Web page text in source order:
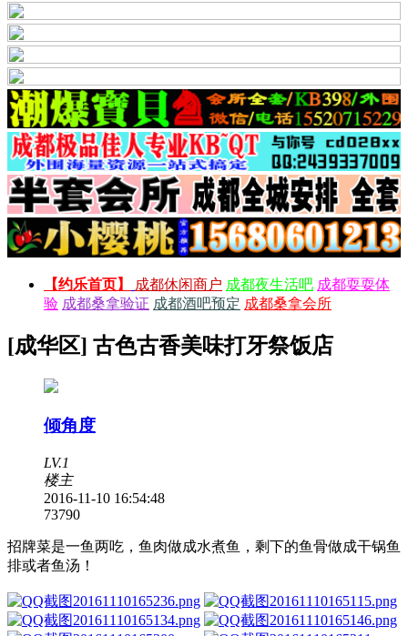
【约乐首页】 成都休闲商户 成都夜生活吧 成都耍耍体
验 成都桑拿验证 成都酒吧预定 成都桑拿会所
[成华区] 古色古香美味打牙祭饭店
倾角度
LV.1
楼主
2016-11-10 16:54:48
73790
招牌菜是一鱼两吃，鱼肉做成水煮鱼，剩下的鱼骨做成干锅鱼
排或者鱼汤！